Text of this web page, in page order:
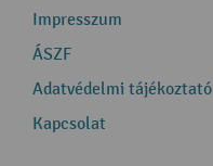
Impresszum
ÁSZF
Adatvédelmi tájékoztató
Kapcsolat